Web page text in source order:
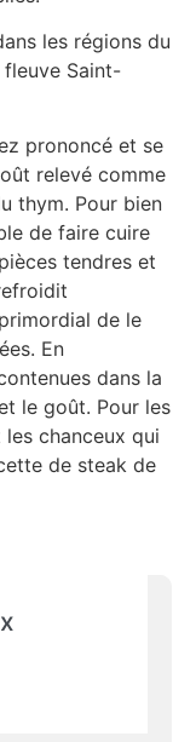
les régions du
Saint-
prononcé et se
relevé comme
thym. Pour bien
de faire cuire
tendres et
de le
En
dans la
le goût. Pour les
chanceux qui
de steak de